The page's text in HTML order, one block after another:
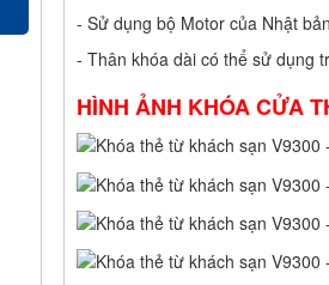
- Sử dụng bộ Motor của Nhật
- Thân khóa dài có thể sử dụng
HÌNH ẢNH KHÓA CỬA